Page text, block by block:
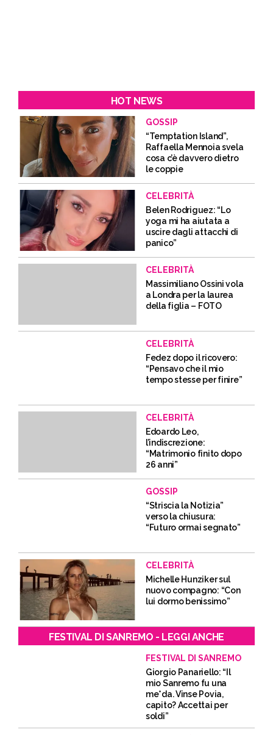
HOT NEWS
GOSSIP
“Temptation Island”,
Raffaella Mennoia svela
cosa c’è davvero dietro
le coppie
CELEBRITÀ
Belen Rodriguez: “Lo
yoga mi ha aiutata a
uscire dagli attacchi di
panico”
CELEBRITÀ
Massimiliano Ossini vola
a Londra per la laurea
della figlia – FOTO
CELEBRITÀ
Fedez dopo il ricovero:
“Pensavo che il mio
tempo stesse per finire”
CELEBRITÀ
Edoardo Leo,
l’indiscrezione:
“Matrimonio finito dopo
26 anni”
GOSSIP
“Striscia la Notizia”
verso la chiusura:
“Futuro ormai segnato”
CELEBRITÀ
Michelle Hunziker sul
nuovo compagno: “Con
lui dormo benissimo”
FESTIVAL DI SANREMO - LEGGI ANCHE
FESTIVAL DI SANREMO
Giorgio Panariello: “Il
mio Sanremo fu una
me*da. Vinse Povia,
capito? Accettai per
soldi”